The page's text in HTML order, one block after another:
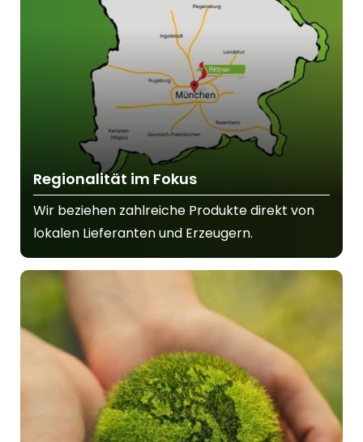
Regionalität im Fokus
Wir beziehen zahlreiche Produkte direkt von
lokalen Lieferanten und Erzeugern.